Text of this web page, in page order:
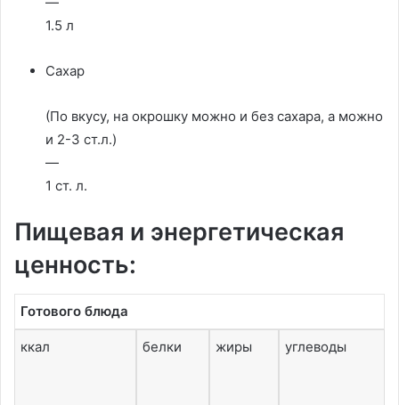
1.5 л
Сахар
(По вкусу, на окрошку можно и без сахара, а можно
и 2-3 ст.л.)
—
1 ст. л.
Пищевая и энергетическая
ценность:
Готового блюда
ккал белки жиры углеводы